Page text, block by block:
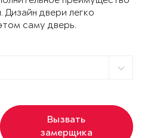
Дизайн двери легко
саму дверь.
Вызвать
замерщика